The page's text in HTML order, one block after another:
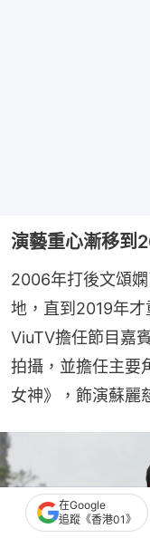
演藝重心漸移到
2006年打後文頌
地，直到2019年
ViuTV擔任節目嘉
拍攝，並擔任主要
女神》，飾演蘇麗
在Google
追蹤《香港01》